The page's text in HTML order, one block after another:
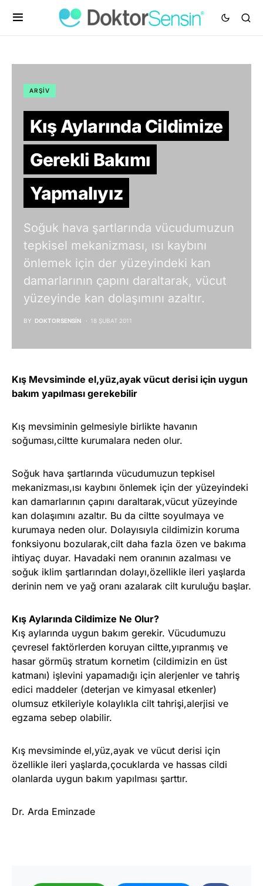
ARŞIV
Kış Aylarında Cildimize
Gerekli Bakımı
Yapmalıyız
Soğuk hava şartlarında vücudumuzun
tepkisel mekanizması, ısı kaybını
önlemek için der yüzeyindeki kan
damarlarının çapını daraltarak, vücut
yüzeyinde kan dolaşımını azaltır.
BY DOKTORSENSIN 18 ŞUBAT 2011
Kış Mevsiminde el,yüz,ayak vücut derisi için uygun
bakım yapılması gerekebilir
Kış mevsiminin gelmesiyle birlikte havanın
soğuması,ciltte kurumalara neden olur.
Soğuk hava şartlarında vücudumuzun tepkisel
mekanizması,ısı kaybını önlemek için der yüzeyindeki
kan damarlarının çapını daraltarak,vücut yüzeyinde
kan dolaşımını azaltır. Bu da ciltte soyulmaya ve
kurumaya neden olur. Dolayısıyla cildimizin koruma
fonksiyonu bozularak,cilt daha fazla özen ve bakıma
ihtiyaç duyar. Havadaki nem oranının azalması ve
soğuk iklim şartlarından dolayı,özellikle ileri yaşlarda
derinin nem ve yağ oranı azalarak cilt kuruluğu başlar.
Kış Aylarında Cildimize Ne Olur?
Kış aylarında uygun bakım gerekir. Vücudumuzu
çevresel faktörlerden koruyan ciltte,yıpranmış ve
hasar görmüş stratum kornetim (cildimizin en üst
katmanı) işlevini yapamadığı için alerjenler ve tahriş
edici maddeler (deterjan ve kimyasal etkenler)
olumsuz etkileriyle kolaylıkla cilt tahrişi,alerjisi ve
egzama sebep olabilir.
Kış mevsiminde el,yüz,ayak ve vücut derisi için
özellikle ileri yaşlarda,çocuklarda ve hassas cildi
olanlarda uygun bakım yapılması şarttır.
Dr. Arda Eminzade